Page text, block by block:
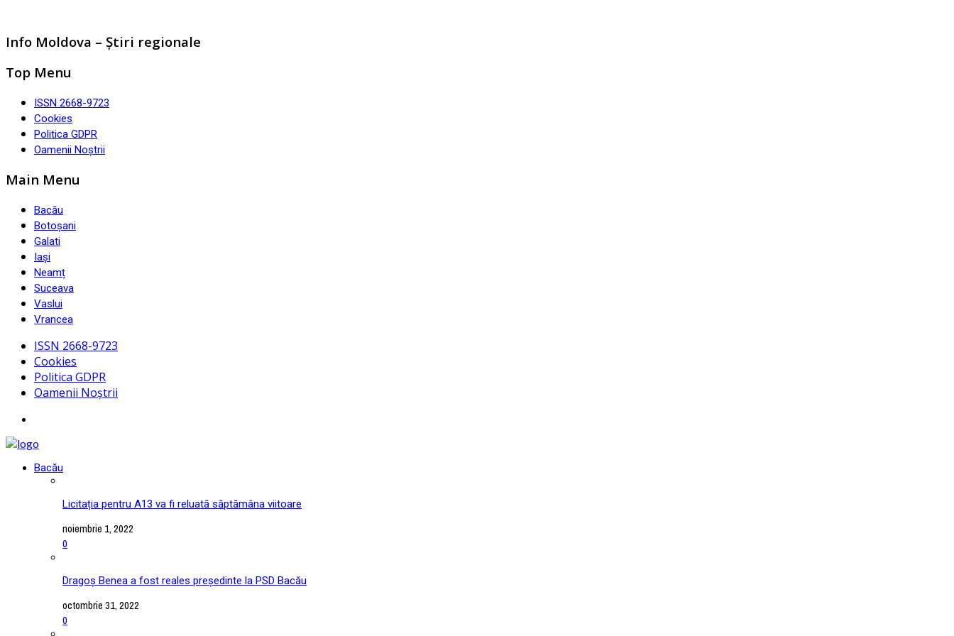
Info Moldova – Știri regionale
Top Menu
ISSN 2668-9723
Cookies
Politica GDPR
Oamenii Noștrii
Main Menu
Bacău
Botoșani
Galati
Iași
Neamț
Suceava
Vaslui
Vrancea
ISSN 2668-9723
Cookies
Politica GDPR
Oamenii Noștrii
Bacău
Licitația pentru A13 va fi reluată săptămâna viitoare
noiembrie 1, 2022
0
Dragoș Benea a fost reales președinte la PSD Bacău
octombrie 31, 2022
0